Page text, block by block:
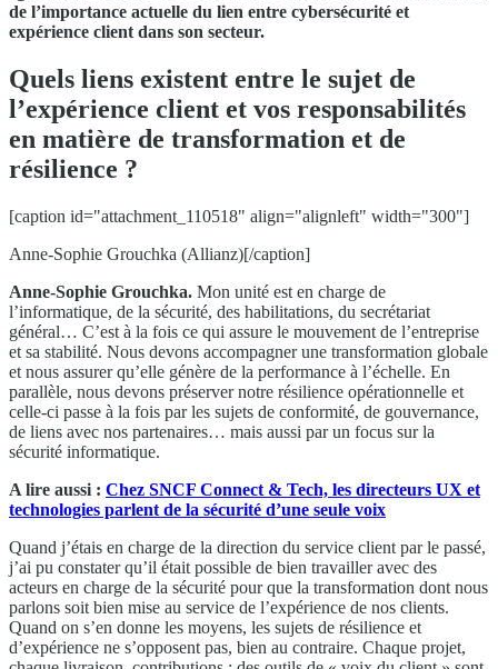
de l’importance actuelle du lien entre cybersécurité et
expérience client dans son secteur.
Quels liens existent entre le sujet de
l’expérience client et vos responsabilités
en matière de transformation et de
résilience ?
[caption id="attachment_110518" align="alignleft" width="300"]
Anne-Sophie Grouchka (Allianz)[/caption]
Anne-Sophie Grouchka. Mon unité est en charge de
l’informatique, de la sécurité, des habilitations, du secrétariat
général… C’est à la fois ce qui assure le mouvement de l’entreprise
et sa stabilité. Nous devons accompagner une transformation globale
et nous assurer qu’elle génère de la performance à l’échelle. En
parallèle, nous devons préserver notre résilience opérationnelle et
celle-ci passe à la fois par les sujets de conformité, de gouvernance,
de liens avec nos partenaires… mais aussi par un focus sur la
sécurité informatique.
A lire aussi : Chez SNCF Connect & Tech, les directeurs UX et
technologies parlent de la sécurité d’une seule voix
Quand j’étais en charge de la direction du service client par le passé,
j’ai pu constater qu’il était possible de bien travailler avec des
acteurs en charge de la sécurité pour que la transformation dont nous
parlons soit bien mise au service de l’expérience de nos clients.
Quand on s’en donne les moyens, les sujets de résilience et
d’expérience ne s’opposent pas, bien au contraire. Chaque projet,